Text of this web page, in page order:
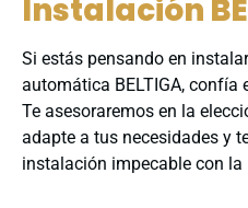
Instalación
Si estás pensando en
automática BELTIGA, confía
Te asesoraremos en la
adapte a tus necesidades y
instalación impecable con